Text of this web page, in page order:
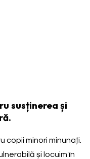
susținerea și
copii minori minunați.
și locuim în